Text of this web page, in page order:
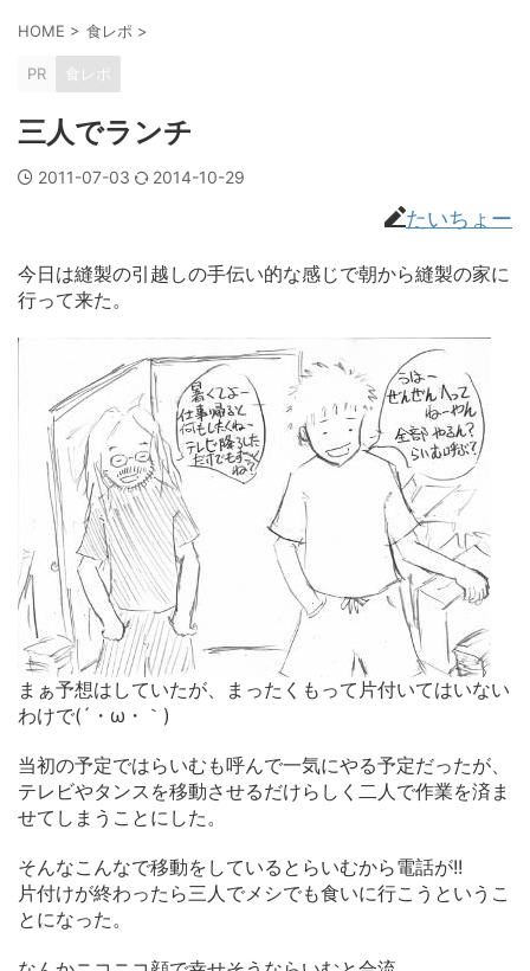
HOME > 食レポ >
PR 食レポ
三人でランチ
2011-07-03 2014-10-29
たいちょー
今日は縫製の引越しの手伝い的な感じで朝から縫製の家に
行って来た。
まぁ予想はしていたが、まったくもって片付いてはいない
わけで(´・ω・｀)
当初の予定ではらいむも呼んで一気にやる予定だったが、
テレビやタンスを移動させるだけらしく二人で作業を済ま
せてしまうことにした。
そんなこんなで移動をしているとらいむから電話が!!
片付けが終わったら三人でメシでも食いに行こうというこ
とになった。